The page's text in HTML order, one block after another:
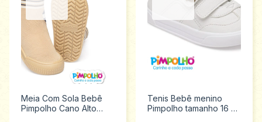
Meia Com Sola Bebê
Pimpolho Cano Alto
Tenis Bebê menino
Pimpolho tamanho 16 ao